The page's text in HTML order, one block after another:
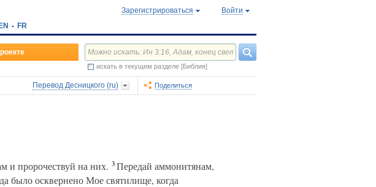
EN FR
Зарегистрироваться Войти
искать в текущем разделе [Библия]
Перевод Десницкого (ru) Поделиться
и пророчествуй на них. 3Передай аммонитянам,
было осквернено Мое святилище, когда